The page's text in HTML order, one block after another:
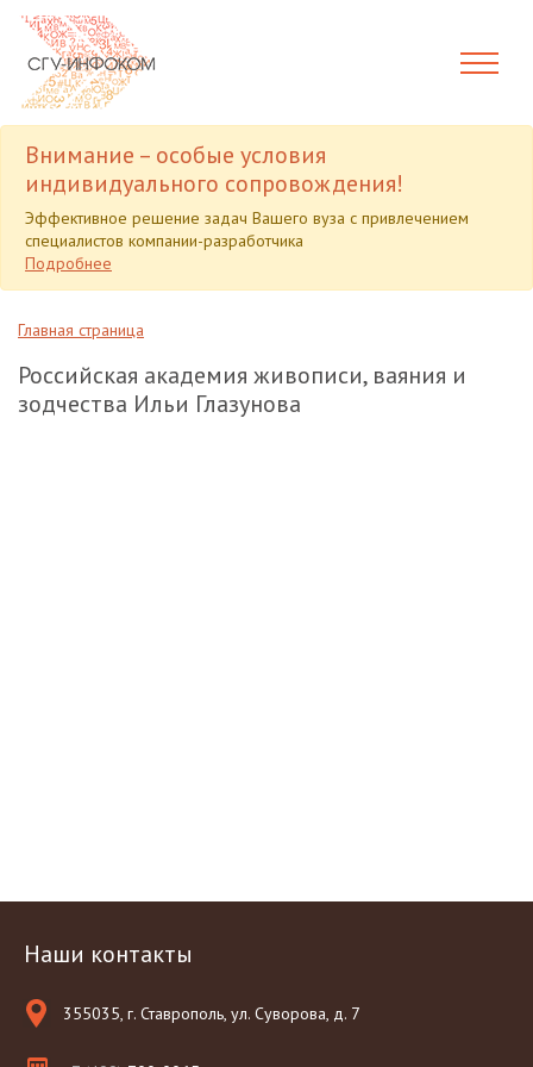
Внимание – особые условия
индивидуального сопровождения!
Эффективное решение задач Вашего вуза с привлечением
специалистов компании-разработчика
Подробнее
Главная страница
Российская академия живописи, ваяния и
зодчества Ильи Глазунова
Наши контакты
355035, г. Ставрополь, ул. Суворова, д. 7